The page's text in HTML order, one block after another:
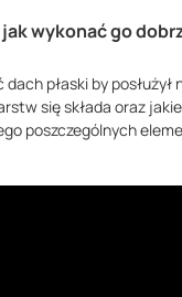
jak wykonać go
płaski by posłużył
się składa oraz
poszczególnych